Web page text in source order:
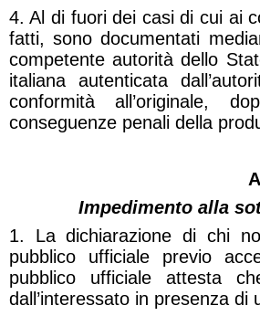
4. Al di fuori dei casi di cui ai
fatti, sono documentati
competente autorità dello
italiana autenticata
conformità all’originale,
conseguenze penali della
Impedimento alla
1. La dichiarazione di chi
pubblico ufficiale previo
pubblico ufficiale attesta
dall’interessato in presenza